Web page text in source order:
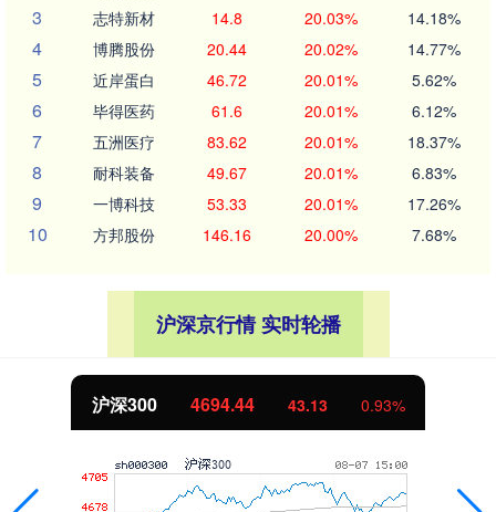
3 志特新材 14.8 20.03% 14.18%
4 博腾股份 20.44 20.02% 14.77%
5 近岸蛋白 46.72 20.01% 5.62%
6 毕得医药 61.6 20.01% 6.12%
7 五洲医疗 83.62 20.01% 18.37%
8 耐科装备 49.67 20.01% 6.83%
9 一博科技 53.33 20.01% 17.26%
10 方邦股份 146.16 20.00% 7.68%
沪深京行情 实时轮播
北证50 1134.24